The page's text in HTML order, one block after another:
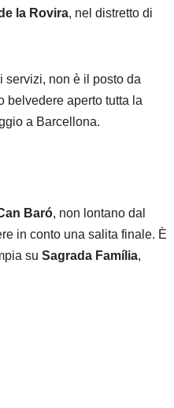
la Rovira, nel distretto di
servizi, non è il posto da
belvedere aperto tutta la
a Barcellona.
Baró, non lontano dal
in conto una salita finale. È
su Sagrada Família,